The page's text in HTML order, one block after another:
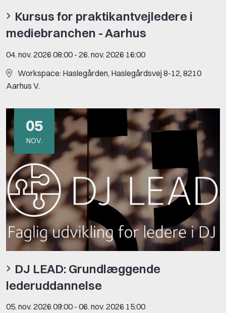
Kursus for praktikantvejledere i
mediebranchen - Aarhus
04. nov. 2026 08:00 - 26. nov. 2026 16:00
Workspace: Haslegården, Haslegårdsvej 8-12, 8210
Aarhus V.
05
NOV.
DJ LEAD: Grundlæggende
lederuddannelse
05. nov. 2026 09:00 - 06. nov. 2026 15:00